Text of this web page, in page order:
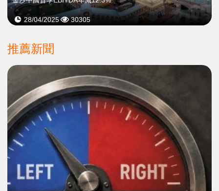
28/04/2025 30305
推薦新聞